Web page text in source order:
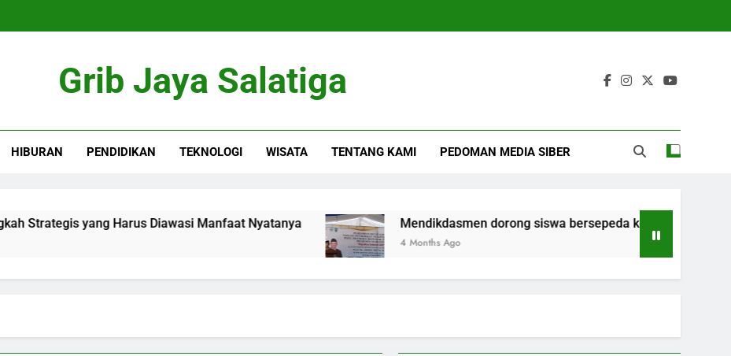
Grib Jaya Salatiga
HIBURAN PENDIDIKAN TEKNOLOGI WISATA TENTANG KAMI PEDOMAN MEDIA SIBER
yang Harus Diawasi Manfaat Nyatanya Mendikdasmen dorong siswa bersepeda ke sekolah
4 Months Ago